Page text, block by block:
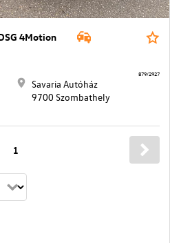
4Motion
Savaria Autóház
9700 Szombathely
879/2927
1